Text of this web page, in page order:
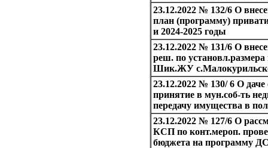
23.12.2022 № 132/6 О
план (программу)
и 2024-2025 годы
23.12.2022 № 131/6 О
реш. по
Шик.ЖУ
23.12.2022 № 130/ 6 О
принятие в мун.соб-ть
передачу имущества в
23.12.2022 № 127/6 О
КСП по конт.мероп.
бюджета на программу